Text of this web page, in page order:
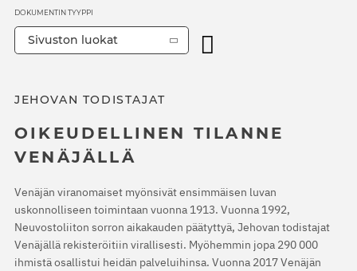
JEHOVAN TODISTAJAT
OIKEUDELLINEN TILANNE
VENÄJÄLLÄ
Venäjän viranomaiset myönsivät ensimmäisen luvan
uskonnolliseen toimintaan vuonna 1913. Vuonna 1992,
Neuvostoliiton sorron aikakauden päätyttyä, Jehovan todistajat
Venäjällä rekisteröitiin virallisesti. Myöhemmin jopa 290 000
ihmistä osallistui heidän palveluihinsa. Vuonna 2017 Venäjän
DOKUMENTIN TYYPPI
Sivuston luokat